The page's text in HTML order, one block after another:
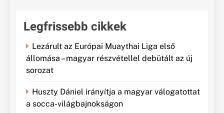
Legfrissebb cikkek
Lezárult az Európai Muaythai Liga első
állomása – magyar részvétellel debütált az új
sorozat
Huszty Dániel irányítja a magyar válogatottat
a socca-világbajnokságon